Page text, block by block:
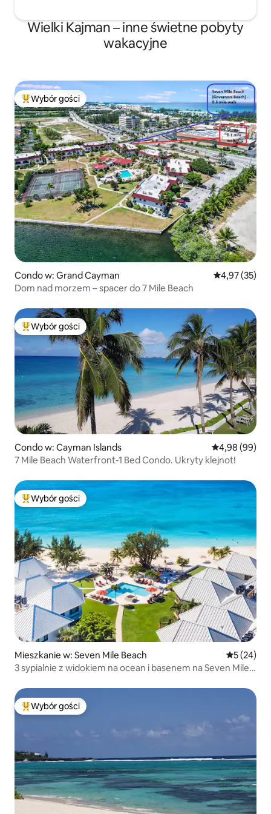
Wielki Kajman – inne świetne pobyty
wakacyjne
Najpopularniejsze z kategorii Wybór gości
Wybór gości
Condo w: Grand Cayman Średnia
4,97 (35)
Dom nad morzem – spacer do 7 Mile Beach
Najpopularniejsze z kategorii Wybór gości
Wybór gości
Condo w: Cayman Islands Średnia
4,98 (99)
7 Mile Beach Waterfront-1 Bed Condo. Ukryty klejnot!
Najpopularniejsze z kategorii Wybór gości
Wybór gości
Mieszkanie w: Seven Mile Beach Średnia
5 (24)
3 sypialnie z widokiem na ocean i basenem na Seven Mile
Najpopularniejsze z kategorii Wybór gości
Wybór gości